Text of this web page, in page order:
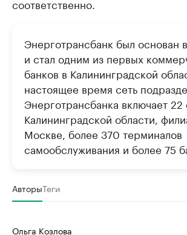
соответственно.
Энерготрансбанк был основан
и стал одним из первых
банков в Калининградской
настоящее время сеть
Энерготрансбанка включает 22
Калининградской области,
Москве, более 370 терминалов
самообслуживания и более 75
АвторыТеги
Ольга Козлова